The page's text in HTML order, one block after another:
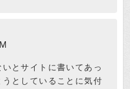
とサイトに書いてあっ
としていることに気付